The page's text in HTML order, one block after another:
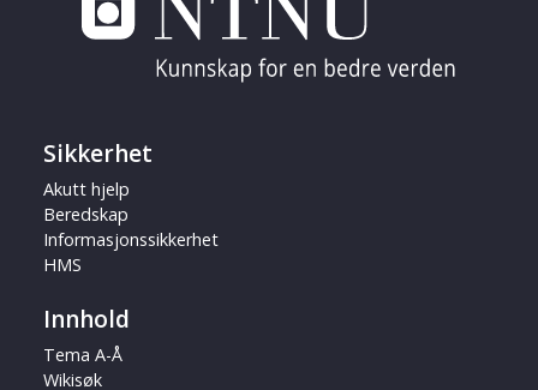
Sikkerhet
Akutt hjelp
Beredskap
Informasjonssikkerhet
HMS
Innhold
Tema A-Å
Wikisøk